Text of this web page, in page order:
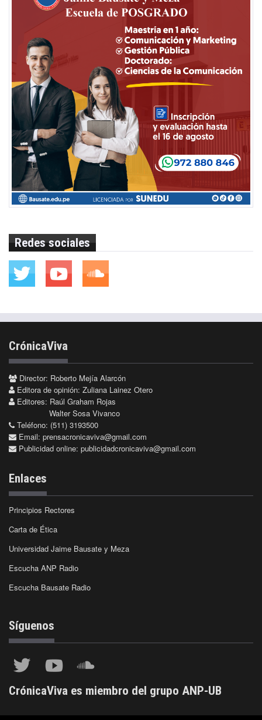
Redes sociales
CrónicaViva
Director: Roberto Mejía Alarcón
Editora de opinión: Zuliana Lainez Otero
Editores: Raúl Graham Rojas
Walter Sosa Vivanco
Teléfono: (511) 3193500
Email: prensacronicaviva@gmail.com
Publicidad online: publicidadcronicaviva@gmail.com
Enlaces
Principios Rectores
Carta de Ética
Universidad Jaime Bausate y Meza
Escucha ANP Radio
Escucha Bausate Radio
Síguenos
CrónicaViva es miembro del grupo ANP-UB